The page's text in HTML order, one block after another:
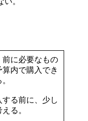
前に必要なもの
算内で購入でき
する前に、少し
る。